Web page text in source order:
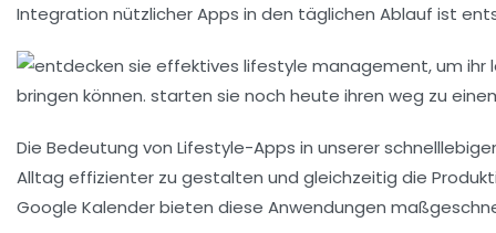
Integration nützlicher Apps in den täglichen Ablauf ist
Die Bedeutung von Lifestyle-Apps in unserer
Alltag effizienter zu gestalten und gleichzeitig die
Google Kalenderbieten diese Anwendungen